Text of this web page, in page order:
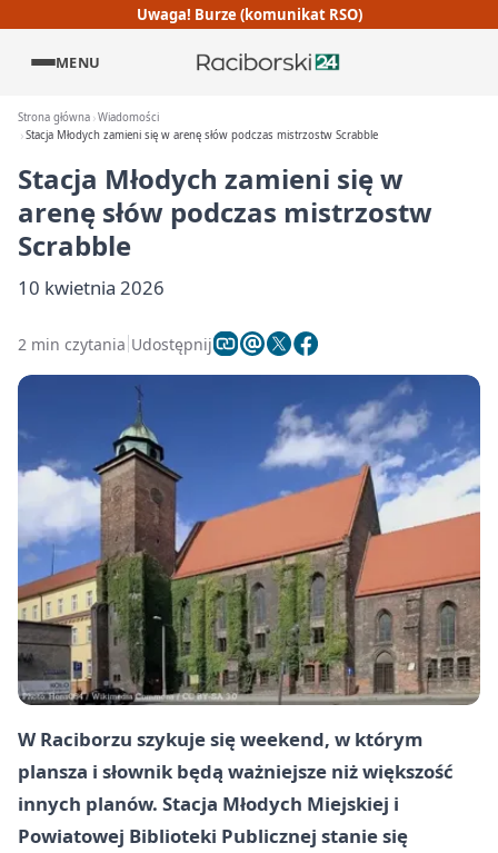
Uwaga! Burze (komunikat RSO)
MENU
Strona główna Wiadomości
Stacja Młodych zamieni się w arenę słów podczas mistrzostw Scrabble
Stacja Młodych zamieni się w
arenę słów podczas mistrzostw
Scrabble
10 kwietnia 2026
2 min czytania Udostępnij
W Raciborzu szykuje się weekend, w którym
plansza i słownik będą ważniejsze niż większość
innych planów. Stacja Młodych Miejskiej i
Powiatowej Biblioteki Publicznej stanie się